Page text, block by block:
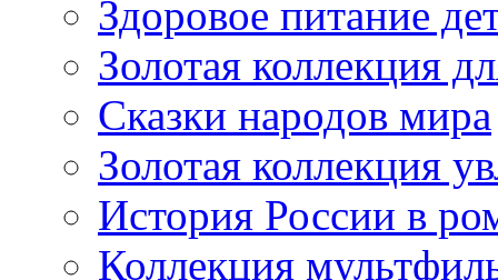
Здоровое питание
Золотая коллекция
Сказки народов мира
Золотая коллекция
История России в
Коллекция